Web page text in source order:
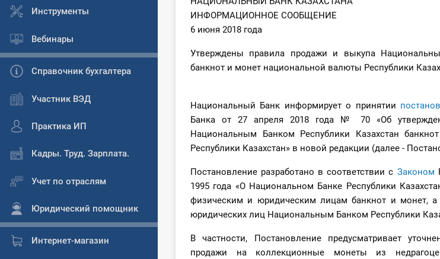
Инструменты
Вебинары
Справочник бухгалтера
Участник ВЭД
Практика ИП
Кадры. Труд. Зарплата.
Учет по отраслям
Юридический помощник
Интернет-магазин
ИНФОРМАЦИОННОЕ СООБЩЕНИЕ
6 июня 2018 года
Утверждены правила продажи и выкупа
банкнот и монет национальной валюты Республики
Национальный Банк информирует о принятии
Банка от 27 апреля 2018 года № 70 «Об
Национальным Банком Республики Казахстан
Республики Казахстан» в новой редакции (далее -
Постановление разработано в соответствии с Законом
1995 года «О Национальном Банке Республики
физическим и юридическим лицам банкнот и монет,
юридических лиц Национальным Банком Республики
В частности, Постановление предусматривает
продажи на коллекционные монеты из